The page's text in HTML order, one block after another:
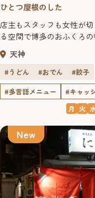
ひとつ屋根のした
店主もスタッフも女性が
る空間で博多のおふくろ
天神
#うどん #おでん
#餃子
#多言語メニュー
#キャッ
月 火
New